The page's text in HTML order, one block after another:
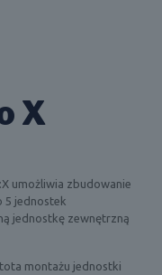
X
umożliwia zbudowanie
5 jednostek
jednostkę zewnętrzną
montażu jednostki